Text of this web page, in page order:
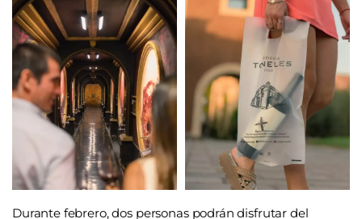
Durante febrero, dos personas podrán disfrutar del